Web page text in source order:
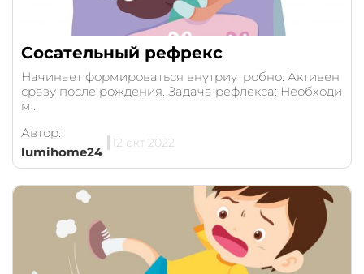
Сосательный рефрекс
Начинает формироваться внутриутробно. Активен
сразу после рождения. Задача рефлекса: Необходи
м...
Автор:
lumihome24
12 окт 2022